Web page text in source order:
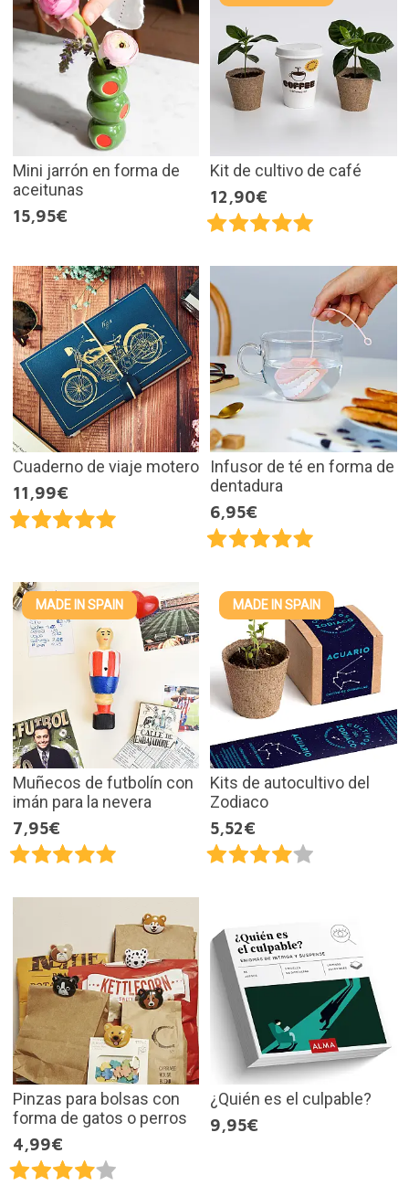
Mini jarrón en forma de
aceitunas
15,95€
Kit de cultivo de café
12,90€
Cuaderno de viaje motero
11,99€
Infusor de té en forma de
dentadura
6,95€
MADE IN SPAIN
Muñecos de futbolín con
imán para la nevera
7,95€
MADE IN SPAIN
Kits de autocultivo del
Zodiaco
5,52€
Pinzas para bolsas con
forma de gatos o perros
4,99€
¿Quién es el culpable?
9,95€